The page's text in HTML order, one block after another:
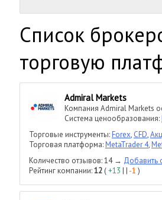
Cписок
торговую
Admiral Markets
Компания Admiral Markets
Система ценообразования:
Торговые инструменты:Forex, CFD,
Торговая платформа:MetaTrader 4,
Количество отзывов: 14 → Добавить
Рейтинг компании:12 (+13 | | -1 )